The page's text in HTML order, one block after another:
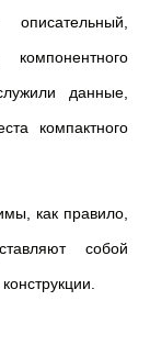
компонентного
данные,
компактного
как правило,
собой